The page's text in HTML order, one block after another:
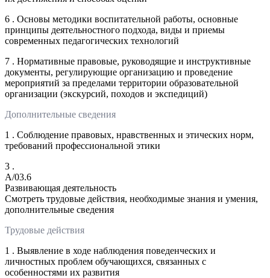
6 . Основы методики воспитательной работы, основные
принципы деятельностного подхода, виды и приемы
современных педагогических технологий
7 . Нормативные правовые, руководящие и инструктивные
документы, регулирующие организацию и проведение
мероприятий за пределами территории образовательной
организации (экскурсий, походов и экспедиций)
Дополнительные сведения
1 . Соблюдение правовых, нравственных и этических норм,
требований профессиональной этики
3 .
A/03.6
Развивающая деятельность
Смотреть трудовые действия, необходимые знания и умения,
дополнительные сведения
Трудовые действия
1 . Выявление в ходе наблюдения поведенческих и
личностных проблем обучающихся, связанных с
особенностями их развития